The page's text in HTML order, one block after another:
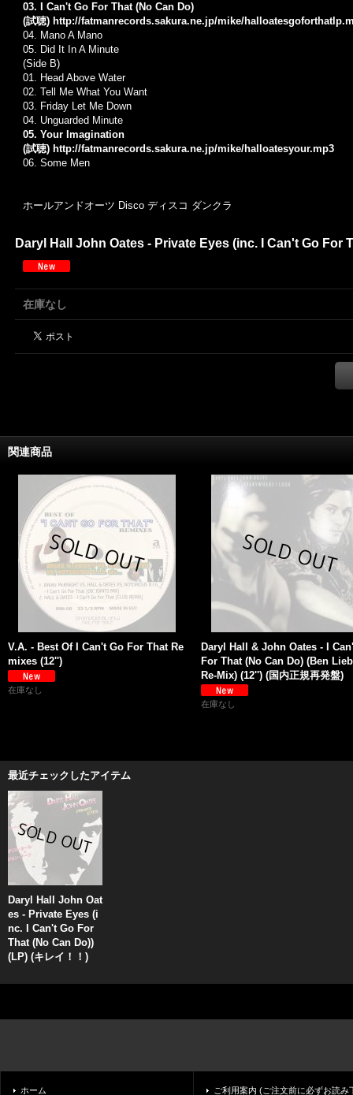
03. I Can't Go For That (No Can Do)
(試聴) http://fatmanrecords.sakura.ne.jp/mike/
04. Mano A Mano
05. Did It In A Minute
(Side B)
01. Head Above Water
02. Tell Me What You Want
03. Friday Let Me Down
04. Unguarded Minute
05. Your Imagination
(試聴) http://fatmanrecords.sakura.ne.jp/mike/halloatesyour.mp3
06. Some Men
ホールアンドオーツ Disco ディスコ ダンクラ
Daryl Hall John Oates - Private Eyes (inc. I Can't Go For
在庫なし
関連商品
V.A. - Best Of I Can't Go For That Re
mixes (12'')
在庫なし
Daryl Hall & John Oates - I
For That (No Can Do) (Ben
Re-Mix) (12'') (国内正規再発盤)
在庫なし
最近チェックしたアイテム
Daryl Hall John Oat
es - Private Eyes (i
nc. I Can't Go For
That (No Can Do))
(LP) (キレイ！！)
ホーム ご利用案内 (ご注文前に必ずお読み